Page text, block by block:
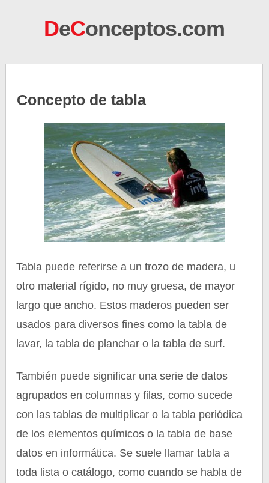
DeConceptos.com
Concepto de tabla
Tabla puede referirse a un trozo de madera, u
otro material rígido, no muy gruesa, de mayor
largo que ancho. Estos maderos pueden ser
usados para diversos fines como la tabla de
lavar, la tabla de planchar o la tabla de surf.
También puede significar una serie de datos
agrupados en columnas y filas, como sucede
con las tablas de multiplicar o la tabla periódica
de los elementos químicos o la tabla de base
datos en informática. Se suele llamar tabla a
toda lista o catálogo, como cuando se habla de